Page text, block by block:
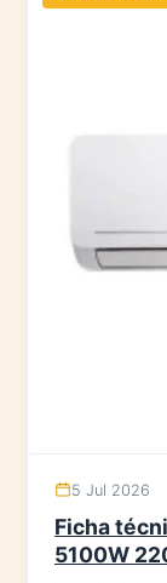
5 Jul 2026
Ficha
5100W